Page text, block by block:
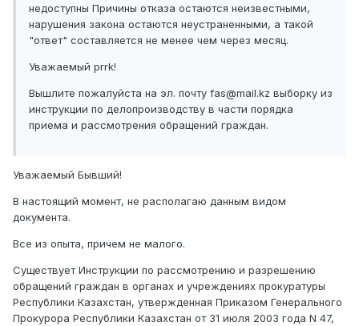
недоступны Причины отказа остаются неизвестными,
нарушения закона остаются неустраненными, а такой
"ответ" составляется не менее чем через месяц.
Уважаемый prrk!
Вышлите пожалуйста на эл. почту fas@mail.kz выборку из
инструкции по делопроизводству в части порядка
приема и рассмотрения обращений граждан.
Уважаемый Бывший!
В настоящий момент, не располагаю данным видом
документа.
Все из опыта, причем не малого.
Существует Инструкции по рассмотрению и разрешению
обращений граждан в органах и учреждениях прокуратуры
Республики Казахстан, утвержденная Приказом Генерального
Прокурора Республики Казахстан от 31 июля 2003 года N 47,